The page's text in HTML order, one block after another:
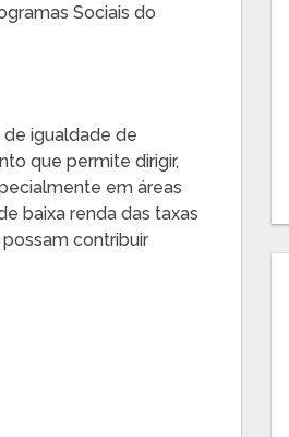
Sociais do
igualdade de
que permite dirigir,
em áreas
baixa renda das taxas
contribuir